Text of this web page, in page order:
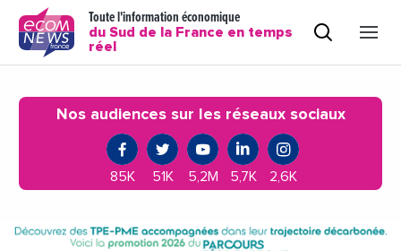
Toute l'information économique
du Sud de la France en temps
réel
Nos audiences sur les réseaux sociaux
85K 51K 5,2M 5,7K 2,6K